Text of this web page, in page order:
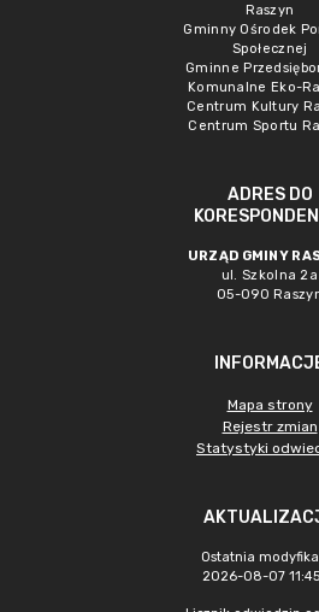
Raszyn
Gminny Ośrodek
Społecznej
Gminne
Komunalne Eko-
Centrum Kultury
Centrum Sportu
ADRES DO
URZĄD GMINY
ul. Szkolna 2a
05-090
Mapa strony
Rejestr zmian
Statystyki
Ostatnia
2026-08-07